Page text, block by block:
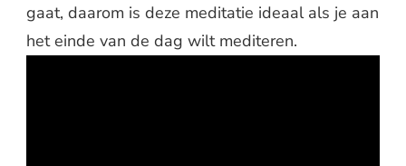
gaat, daarom is deze meditatie ideaal als je aan
het einde van de dag wilt mediteren.